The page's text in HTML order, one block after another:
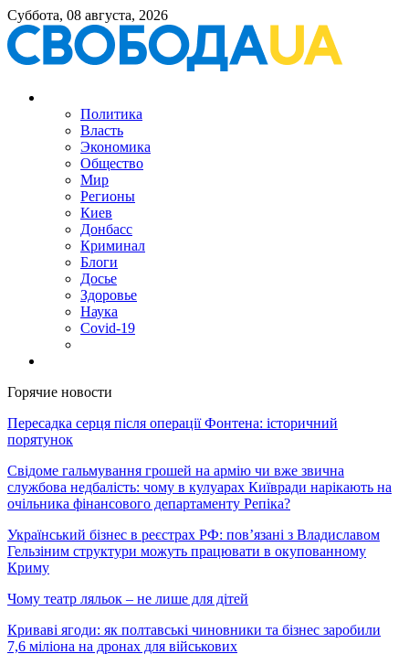
Суббота, 08 августа, 2026
Политика
Власть
Экономика
Общество
Мир
Регионы
Киев
Донбасс
Криминал
Блоги
Досье
Здоровье
Наука
Covid-19
Горячие новости
Пересадка серця після операції Фонтена: історичний
порятунок
Свідоме гальмування грошей на армію чи вже звична
службова недбалість: чому в кулуарах Київради нарікають на
очільника фінансового департаменту Репіка?
Український бізнес в реєстрах РФ: пов’язані з Владиславом
Гельзіним структури можуть працювати в окупованному
Криму
Чому театр ляльок – не лише для дітей
Криваві ягоди: як полтавські чиновники та бізнес заробили
7,6 міліона на дронах для військових